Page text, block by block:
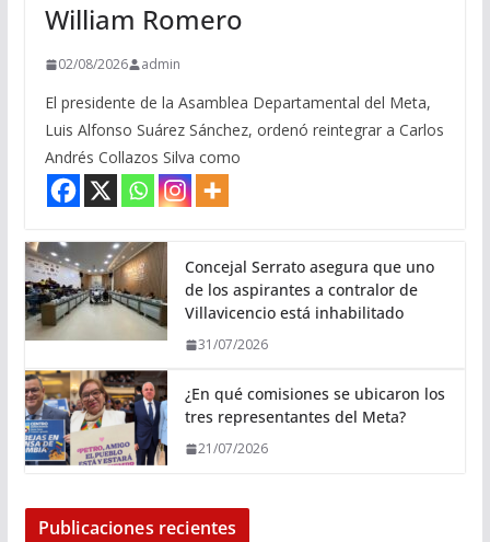
William Romero
02/08/2026 admin
El presidente de la Asamblea Departamental del Meta,
Luis Alfonso Suárez Sánchez, ordenó reintegrar a Carlos
Andrés Collazos Silva como
Concejal Serrato asegura que uno
de los aspirantes a contralor de
Villavicencio está inhabilitado
31/07/2026
¿En qué comisiones se ubicaron los
tres representantes del Meta?
21/07/2026
Publicaciones recientes